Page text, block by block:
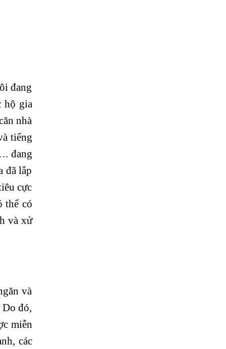
đang
gia
nhà
tiếng
đang
đã lắp
cực
thể có
và xử
và
đó,
miễn
các